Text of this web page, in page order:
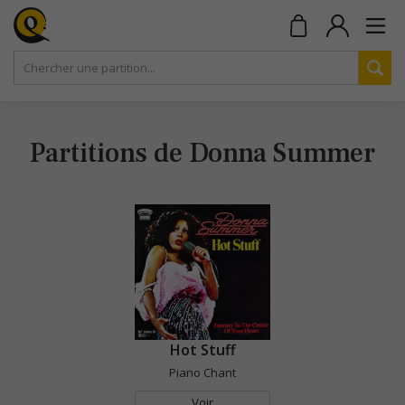
Partitions de Donna Summer
Hot Stuff
Piano Chant